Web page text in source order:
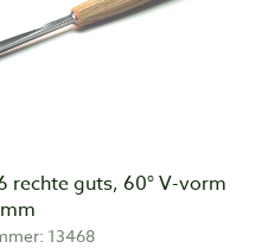
rechte guts, 60° V-vorm
13468